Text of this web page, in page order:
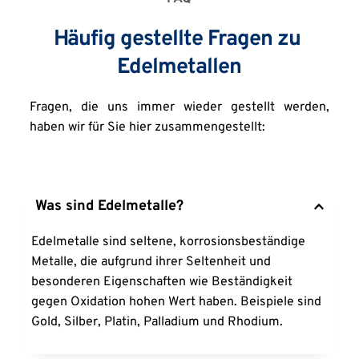
Häufig gestellte Fragen zu
Edelmetallen
Fragen, die uns immer wieder gestellt werden,
haben wir für Sie hier zusammengestellt:
Was sind Edelmetalle?
Edelmetalle sind seltene, korrosionsbeständige
Metalle, die aufgrund ihrer Seltenheit und
besonderen Eigenschaften wie Beständigkeit
gegen Oxidation hohen Wert haben. Beispiele sind
Gold, Silber, Platin, Palladium und Rhodium.